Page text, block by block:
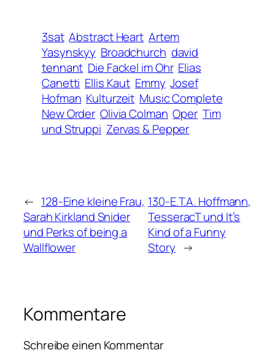
3sat Abstract Heart Artem
Yasynskyy Broadchurch david
tennant Die Fackel im Ohr Elias
Canetti Ellis Kaut Emmy Josef
Hofman Kulturzeit Music Complete
New Order Olivia Colman Oper Tim
und Struppi Zervas & Pepper
← 128-Eine kleine Frau,
Sarah Kirkland Snider
und Perks of being a
Wallflower
130-E.T.A. Hoffmann,
TesseracT und It’s
Kind of a Funny
Story →
Kommentare
Schreibe einen Kommentar